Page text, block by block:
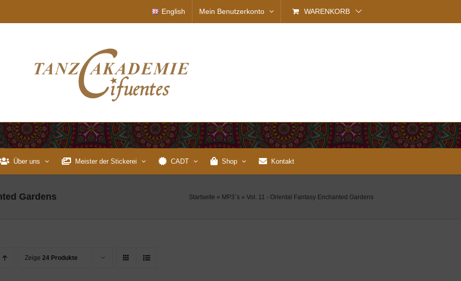
English Mein Benutzerkonto WARENKORB
Über uns Meister der Stickerei CADT Shop Kontakt
Gardens Startseite » MP3´s » Vol. 11 - Oriental Fantasy Enchanted Gardens
Zeige 24 Produkte